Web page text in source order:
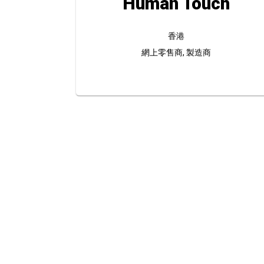
香港
網上零售商, 製造商